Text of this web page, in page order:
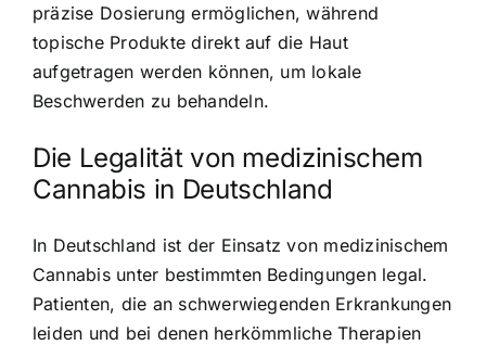
präzise Dosierung ermöglichen, während
topische Produkte direkt auf die Haut
aufgetragen werden können, um lokale
Beschwerden zu behandeln.
Die Legalität von medizinischem
Cannabis in Deutschland
In Deutschland ist der Einsatz von medizinischem
Cannabisunter bestimmten Bedingungen legal.
Patienten, die an schwerwiegenden Erkrankungen
leiden und bei denen herkömmliche Therapien